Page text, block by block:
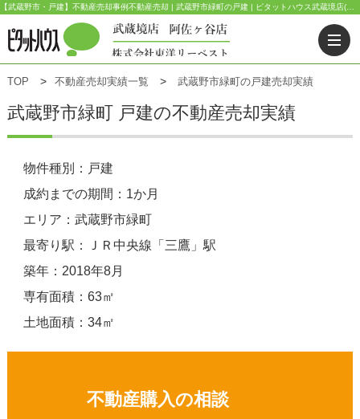
TOP 不動産売却実績一覧 武蔵野市緑町の戸建売却実績
武蔵野市緑町 戸建の不動産売却実績
物件種別：戸建
成約までの期間：1か月
エリア：武蔵野市緑町
最寄り駅：ＪＲ中央線「三鷹」駅
築年：2018年8月
専有面積：63㎡
土地面積：34㎡
不動産購入の相談